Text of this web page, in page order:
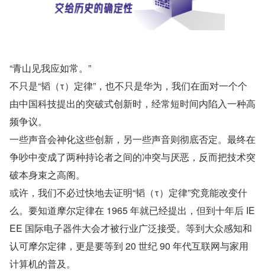
“青山见我应如常。”
不只是“韬（τ）定律”，也不只是华为，我们在面对一个个
由中国科技提出的突破式创新时，经常短时间内陷入一种高
频争议。
一些声音会神化这些创新，另一些声音则彻底否定。最终在
争吵中变成了两种持论者之间的冲突与厌恶，反而把技术突
破本身束之高阁。
或许，我们不必过快地去证明“韬（τ）定律”究竟能改变什
么。要知道摩尔定律在 1965 年就已经提出，但到十年后 IE
EE 国际电子器件大会才被行业广泛接受。等到大众感知和
认可摩尔定律，更是要等到 20 世纪 90 年代互联网与家用
计算机的普及。